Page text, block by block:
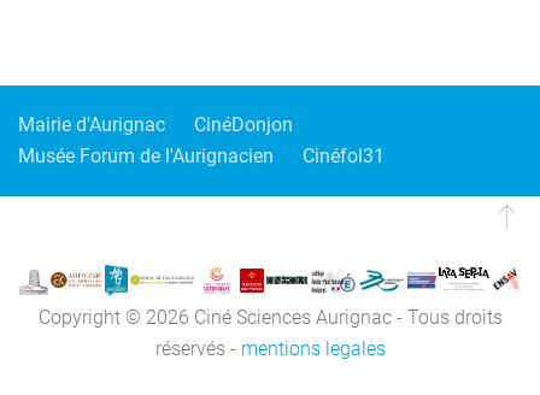
Mairie d'Aurignac
CinéDonjon
Musée Forum de l'Aurignacien
Cinéfol31
Copyright © 2026 Ciné Sciences Aurignac - Tous droits
réservés - mentions legales